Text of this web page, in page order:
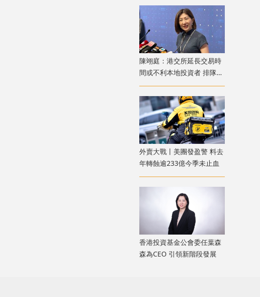
陳翊庭：港交所延長交易時
間或不利本地投資者 排隊上
市公司數量創新高
外賣大戰丨美團發盈警 料去
年轉蝕逾233億今季未止血
香港投資基金公會委任葉森
森為CEO 引領新階段發展